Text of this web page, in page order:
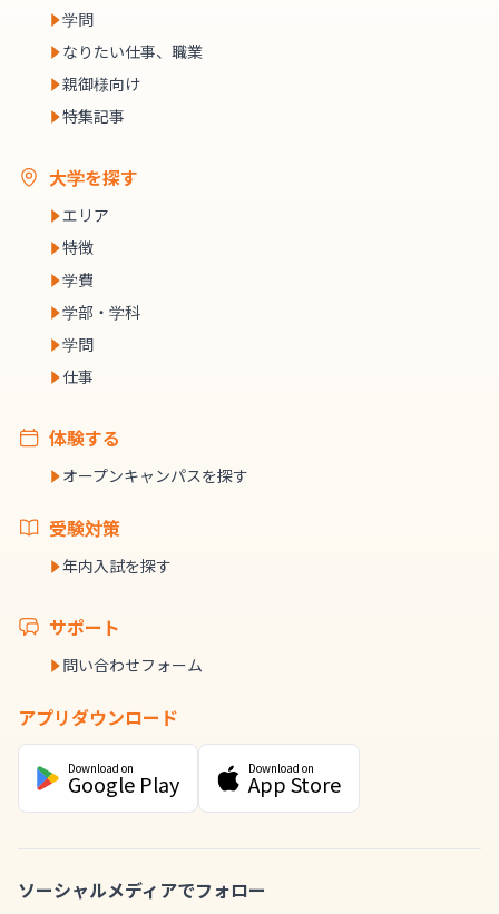
学問
なりたい仕事、職業
親御様向け
特集記事
大学を探す
エリア
特徴
学費
学部・学科
学問
仕事
体験する
オープンキャンパスを探す
受験対策
年内入試を探す
サポート
問い合わせフォーム
アプリダウンロード
Download on
Google Play
Download on
App Store
ソーシャルメディアでフォロー